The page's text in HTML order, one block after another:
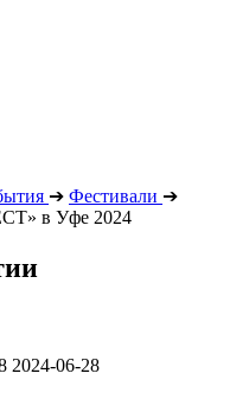
➔ Фестивали ➔
в Уфе 2024
2024-06-28